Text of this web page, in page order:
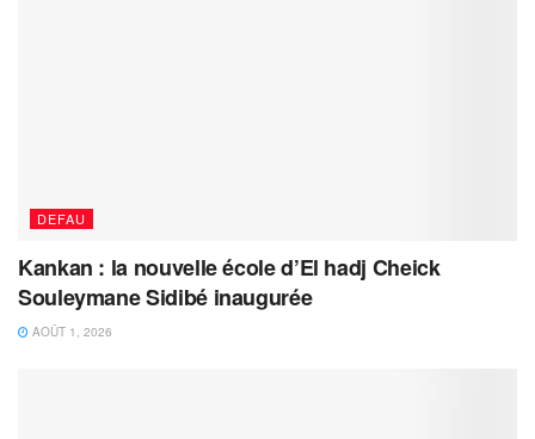
DEFAU
Kankan : la nouvelle école d’El hadj Cheick
Souleymane Sidibé inaugurée
AOÛT 1, 2026